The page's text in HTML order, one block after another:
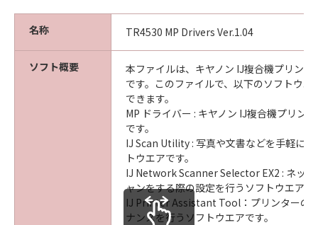
名称 TR4530 MP Drivers Ver.1.04
ソフト概要
本ファイルは、キヤノン IJ複合機プリン
です。このファイルで、以下のソフトウエ
できます。
MP ドライバー : キヤノン IJ複合機プリン
です。
IJ Scan Utility : 写真や文書などを手軽に
トウエアです。
IJ Network Scanner Selector EX2 : ネッ
ャンをする際の設定を行うソフトウエアで
IJ Printer Assistant Tool：プリンターの
ナンスを行うソフトウエアです。